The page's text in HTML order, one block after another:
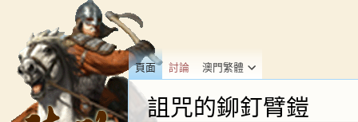
詛咒的鉚釘臂鎧
頁面 討論 澳門繁體